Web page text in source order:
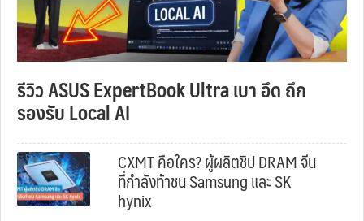
รีวิว ASUS ExpertBook Ultra เบา อึด ถึก
รองรับ Local AI
CXMT คือใคร? ผู้ผลิตชิป DRAM จีน
ที่กำลังท้าชน Samsung และ SK
hynix